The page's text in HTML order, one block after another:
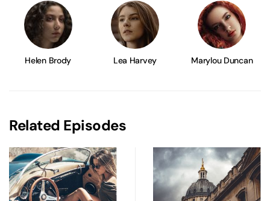
Helen Brody Lea Harvey Marylou Duncan
Related Episodes